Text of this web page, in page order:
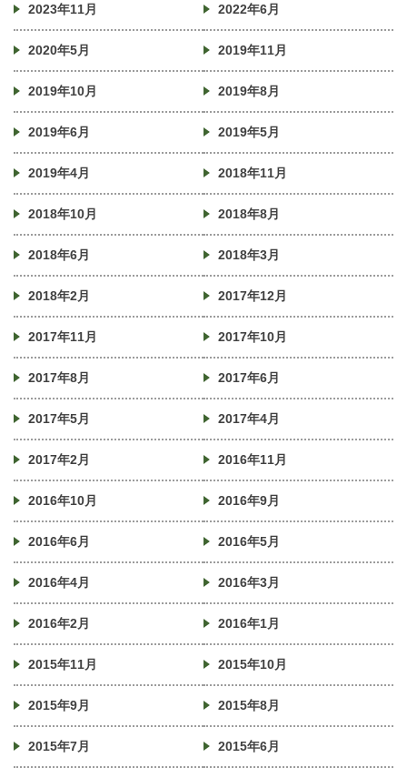
2023年11月 2022年6月
2020年5月 2019年11月
2019年10月 2019年8月
2019年6月 2019年5月
2019年4月 2018年11月
2018年10月 2018年8月
2018年6月 2018年3月
2018年2月 2017年12月
2017年11月 2017年10月
2017年8月 2017年6月
2017年5月 2017年4月
2017年2月 2016年11月
2016年10月 2016年9月
2016年6月 2016年5月
2016年4月 2016年3月
2016年2月 2016年1月
2015年11月 2015年10月
2015年9月 2015年8月
2015年7月 2015年6月